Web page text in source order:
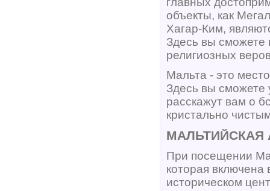
объекты, как
Хагар-Ким,
Здесь вы сможете
религиозных
Мальта - это
Здесь вы сможете
расскажут вам о
кристально
МАЛЬТИЙСКАЯ
При посещении
которая
историческом